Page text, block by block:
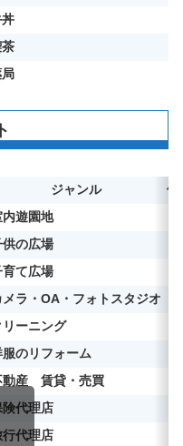
茶
ジャンル
備
内遊園地
供の広場
育て広場
メラ・OA・フォトスタジオ
リーニング
服のリフォーム
動産 賃貸・売買
険代理店
行代理店